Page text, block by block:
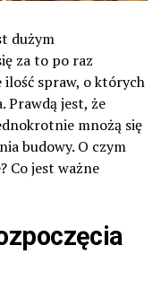
dużym
za to po raz
ilość spraw, o których
Prawdą jest, że
mnożą się
budowy. O czym
Co jest ważne